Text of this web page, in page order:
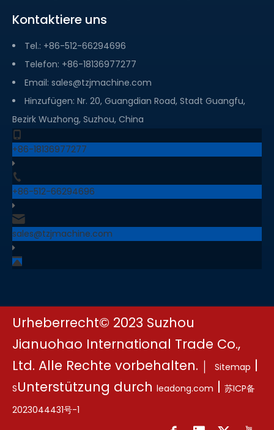
Kontaktiere uns
Tel.: +86-512-66294696
Telefon: +86-18136977277
Email: sales@tzjmachine.com
Hinzufügen: Nr. 20, Guangdian Road, Stadt Guangfu,
Bezirk Wuzhong, Suzhou, China
+86-18136977277
+86-512-66294696
sales@tzjmachine.com
Urheberrecht© 2023 Suzhou
Jianuohao International Trade Co.,
Ltd. Alle Rechte vorbehalten.｜
Sitemap |
SUnterstützung durch leadong.com | 苏ICP备
2023044431号-1